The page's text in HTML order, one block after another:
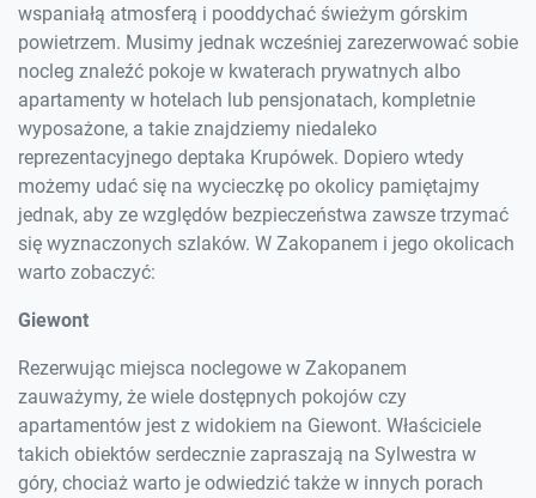
wspaniałą atmosferą i pooddychać świeżym górskim
powietrzem. Musimy jednak wcześniej zarezerwować sobie
nocleg znaleźć pokoje w kwaterach prywatnych albo
apartamenty w hotelach lub pensjonatach, kompletnie
wyposażone, a takie znajdziemy niedaleko
reprezentacyjnego deptaka Krupówek. Dopiero wtedy
możemy udać się na wycieczkę po okolicy pamiętajmy
jednak, aby ze względów bezpieczeństwa zawsze trzymać
się wyznaczonych szlaków. W Zakopanem i jego okolicach
warto zobaczyć:
Giewont
Rezerwując miejsca noclegowe w Zakopanem
zauważymy, że wiele dostępnych pokojów czy
apartamentów jest z widokiem na Giewont. Właściciele
takich obiektów serdecznie zapraszają na Sylwestra w
góry, chociaż warto je odwiedzić także w innych porach